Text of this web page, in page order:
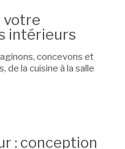
votre
intérieurs
concevons et
de la cuisine à la salle
: conception